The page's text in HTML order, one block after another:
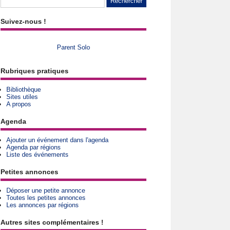
Suivez-nous !
Parent Solo
Rubriques pratiques
Bibliothèque
Sites utiles
A propos
Agenda
Ajouter un événement dans l'agenda
Agenda par régions
Liste des événements
Petites annonces
Déposer une petite annonce
Toutes les petites annonces
Les annonces par régions
Autres sites complémentaires !